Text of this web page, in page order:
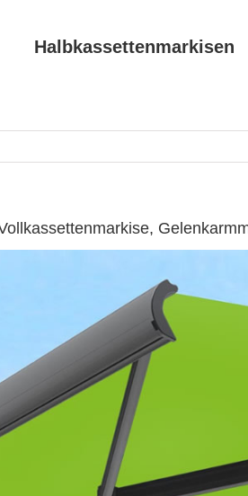
Halbkassettenmarkisen